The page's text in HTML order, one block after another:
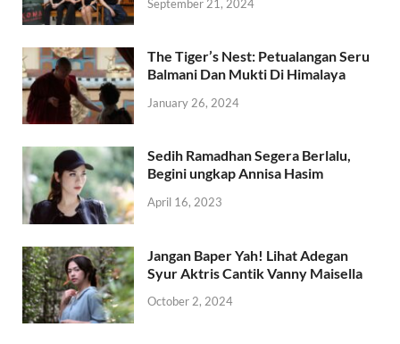
September 21, 2024
The Tiger’s Nest: Petualangan Seru
Balmani Dan Mukti Di Himalaya
January 26, 2024
Sedih Ramadhan Segera Berlalu,
Begini ungkap Annisa Hasim
April 16, 2023
Jangan Baper Yah! Lihat Adegan
Syur Aktris Cantik Vanny Maisella
October 2, 2024